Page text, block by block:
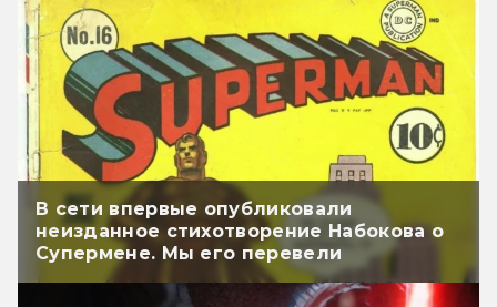
В сети впервые опубликовали
неизданное стихотворение Набокова о
Супермене. Мы его перевели